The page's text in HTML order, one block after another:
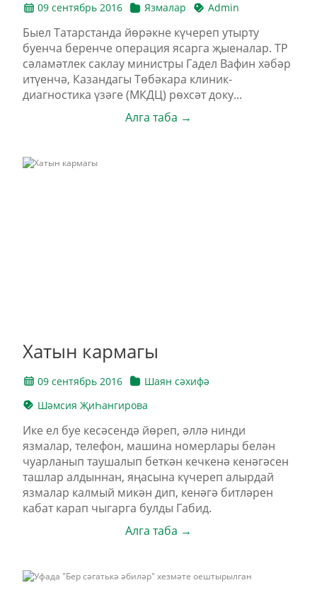
09 сентябрь 2016 Язмалар Admin
Быел Татарстанда йөрәкне күчереп утырту
буенча беренче операция ясарга җыеналар. ТР
сәламәтлек саклау министры Гадел Вафин хәбәр
итүенчә, Казандагы Төбәкара клиник-
диагностика үзәге (МКДЦ) рөхсәт доку...
Алга таба →
Хатын кармагы
09 сентябрь 2016
Шаян сәхифә
Шәмсия ҖиҺангирова
Ике ел буе кесәсендә йөреп, әллә нинди
язмалар, телефон, машина номерлары белән
чуарланып таушалып беткән кечкенә кенәгәсен
ташлар алдыннан, яңасына күчереп алырдай
язмалар калмый микән дип, кенәгә битләрен
кабат карап чыгарга булды Габид.
Алга таба →